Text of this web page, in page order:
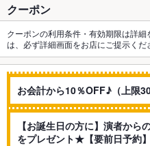
クーポン
クーポンの利用条件・有効期限は詳
は、必ず詳細画面をお店にご提示くだ
お会計から10％OFF♪（上限
【お誕生日の方に】演者から
をプレゼント★【要前日予約】